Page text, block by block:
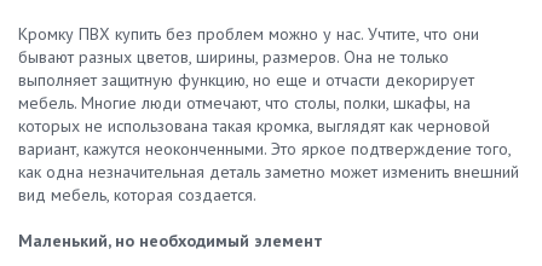
Кромку ПВХ купить без проблем можно у нас. Учтите, что они
бывают разных цветов, ширины, размеров. Она не только
выполняет защитную функцию, но еще и отчасти декорирует
мебель. Многие люди отмечают, что столы, полки, шкафы, на
которых не использована такая кромка, выглядят как черновой
вариант, кажутся неоконченными. Это яркое подтверждение того,
как одна незначительная деталь заметно может изменить внешний
вид мебель, которая создается.
Маленький, но необходимый элемент